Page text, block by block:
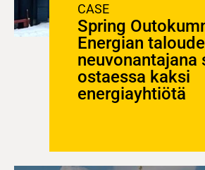
CASE
Spring
Energian
neuvonantajana
ostaessa kaksi
energiayhtiötä